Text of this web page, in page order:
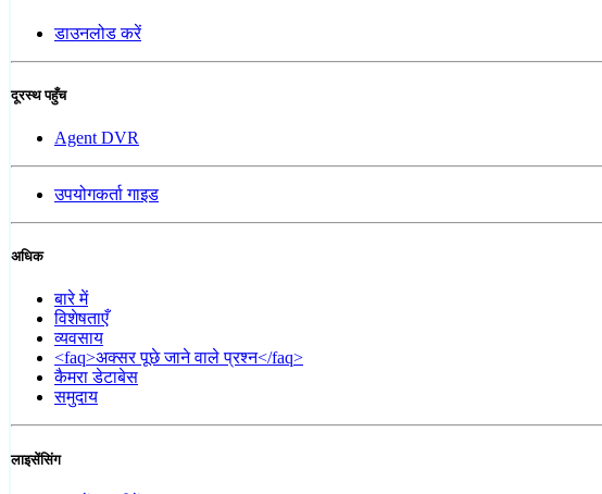
डाउनलोड करें
दूरस्थ पहुँच
Agent DVR
उपयोगकर्ता गाइड
अधिक
बारे में
विशेषताएँ
व्यवसाय
<faq>अक्सर पूछे जाने वाले प्रश्न</faq>
कैमरा डेटाबेस
समुदाय
लाइसेंसिंग